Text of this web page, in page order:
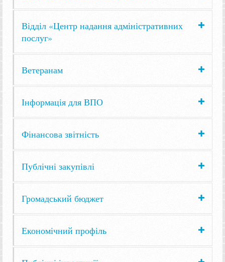
Відділ «Центр надання адміністративних
послуг»
Ветеранам
Інформація для ВПО
Фінансова звітність
Публічні закупівлі
Громадський бюджет
Економічний профіль